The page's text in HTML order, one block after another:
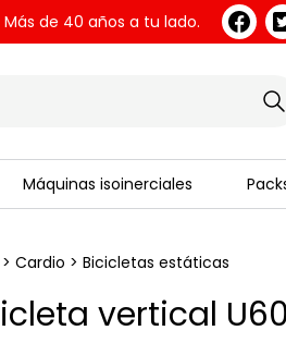
de 40 años a tu lado.
Máquinas isoinerciales
> Cardio > Bicicletas estáticas
vertical